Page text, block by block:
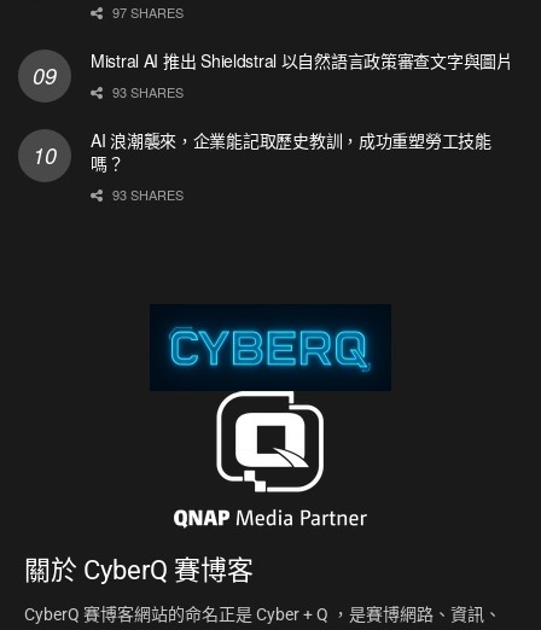
97 SHARES
Mistral AI 推出 Shieldstral 以自然語言政策審查文字與圖片
93 SHARES
AI 浪潮襲來，企業能記取歷史教訓，成功重塑勞工技能
嗎？
93 SHARES
關於 CyberQ 賽博客
CyberQ 賽博客網站的命名正是 Cyber + Q ，是賽博網路、資訊、